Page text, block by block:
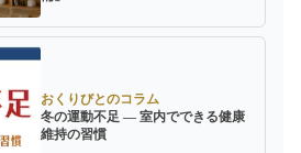
おくりびとのコラム
冬の運動不足 ― 室内でできる健康
維持の習慣